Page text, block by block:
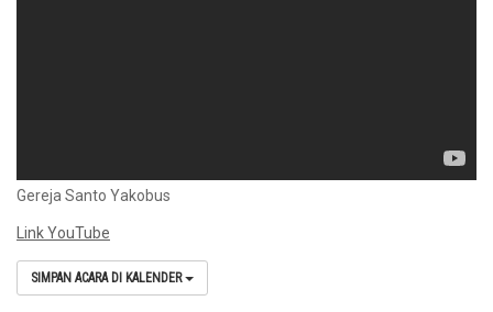
Gereja Santo Yakobus
Link YouTube
SIMPAN ACARA DI KALENDER